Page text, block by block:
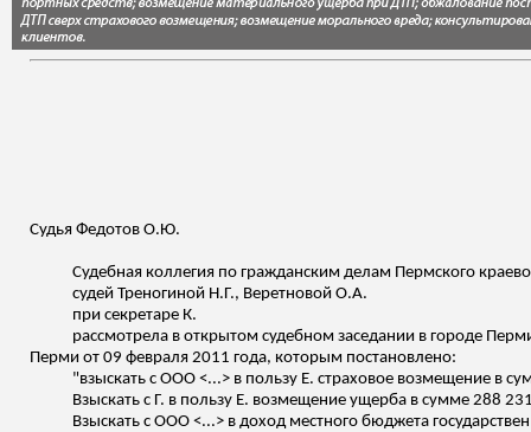
Судья Федотов О.Ю.
Судебная коллегия по гражданским делам Пермского
судей Треногиной Н.Г., Веретновой О.А.
при секретаре К.
рассмотрела в открытом судебном заседании в городе
Перми от 09 февраля 2011 года, которым постановлено:
"взыскать с ООО <...> в пользу Е. страховое возмещение в
Взыскать с Г. в пользу Е. возмещение ущерба в сумме 288
Взыскать с ООО <...> в доход местного бюджета